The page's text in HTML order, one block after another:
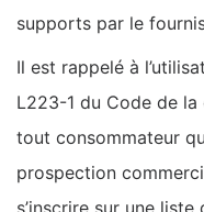
supports par le
Il est rappelé à
L223-1 du Code de
tout consommateur
prospection
s’inscrire sur une